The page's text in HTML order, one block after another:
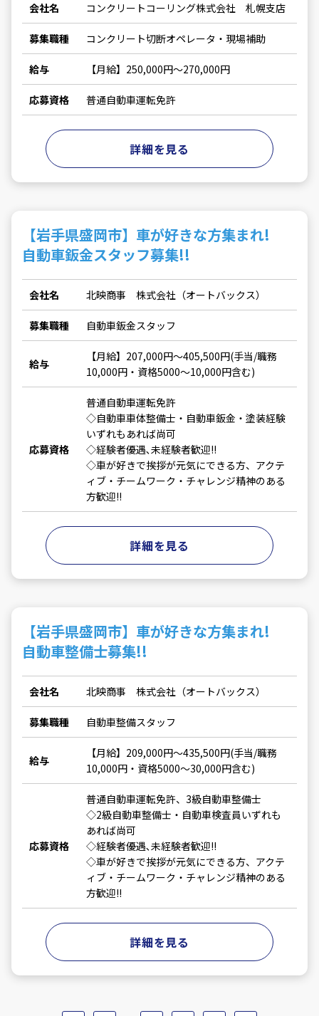
会社名 コンクリートコーリング株式会社 札幌支店
募集職種 コンクリート切断オペレータ・現場補助
給与 【月給】250,000円～270,000円
応募資格 普通自動車運転免許
詳細を見る
【岩手県盛岡市】車が好きな方集まれ!
自動車鈑金スタッフ募集!!
会社名 北映商事 株式会社（オートバックス）
募集職種 自動車鈑金スタッフ
給与
【月給】207,000円～405,500円(手当/職務
10,000円・資格5000～10,000円含む)
応募資格
普通自動車運転免許
◇自動車車体整備士・自動車鈑金・塗装経験
いずれもあれば尚可
◇経験者優遇､未経験者歓迎!!
◇車が好きで挨拶が元気にできる方、アクテ
ィブ・チームワーク・チャレンジ精神のある
方歓迎!!
詳細を見る
【岩手県盛岡市】車が好きな方集まれ!
自動車整備士募集!!
会社名 北映商事 株式会社（オートバックス）
募集職種 自動車整備スタッフ
給与
【月給】209,000円～435,500円(手当/職務
10,000円・資格5000～30,000円含む)
応募資格
普通自動車運転免許、3級自動車整備士
◇2級自動車整備士・自動車検査員いずれも
あれば尚可
◇経験者優遇､未経験者歓迎!!
◇車が好きで挨拶が元気にできる方、アクテ
ィブ・チームワーク・チャレンジ精神のある
方歓迎!!
詳細を見る